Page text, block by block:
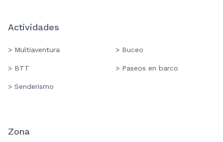
Actividades
> Multiaventura > Buceo
> BTT > Paseos en barco
> Senderismo
Zona